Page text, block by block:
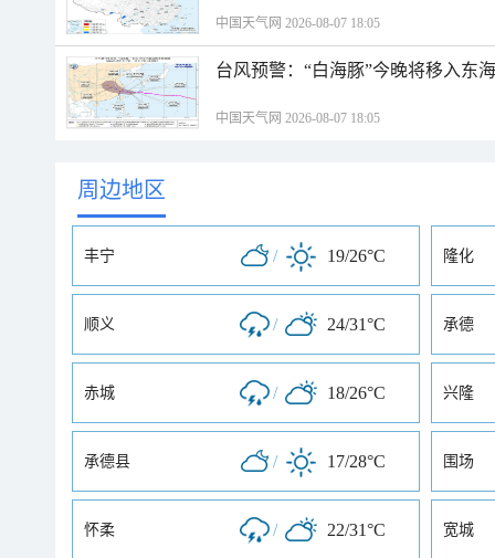
中国天气网 2026-08-07 18:05
台风预警：“白海豚”今晚将移入东
中国天气网 2026-08-07 18:05
周边地区
丰宁 / 19/26°C 隆化
顺义 / 24/31°C 承德
赤城 / 18/26°C 兴隆
承德县 / 17/28°C 围场
怀柔 / 22/31°C 宽城